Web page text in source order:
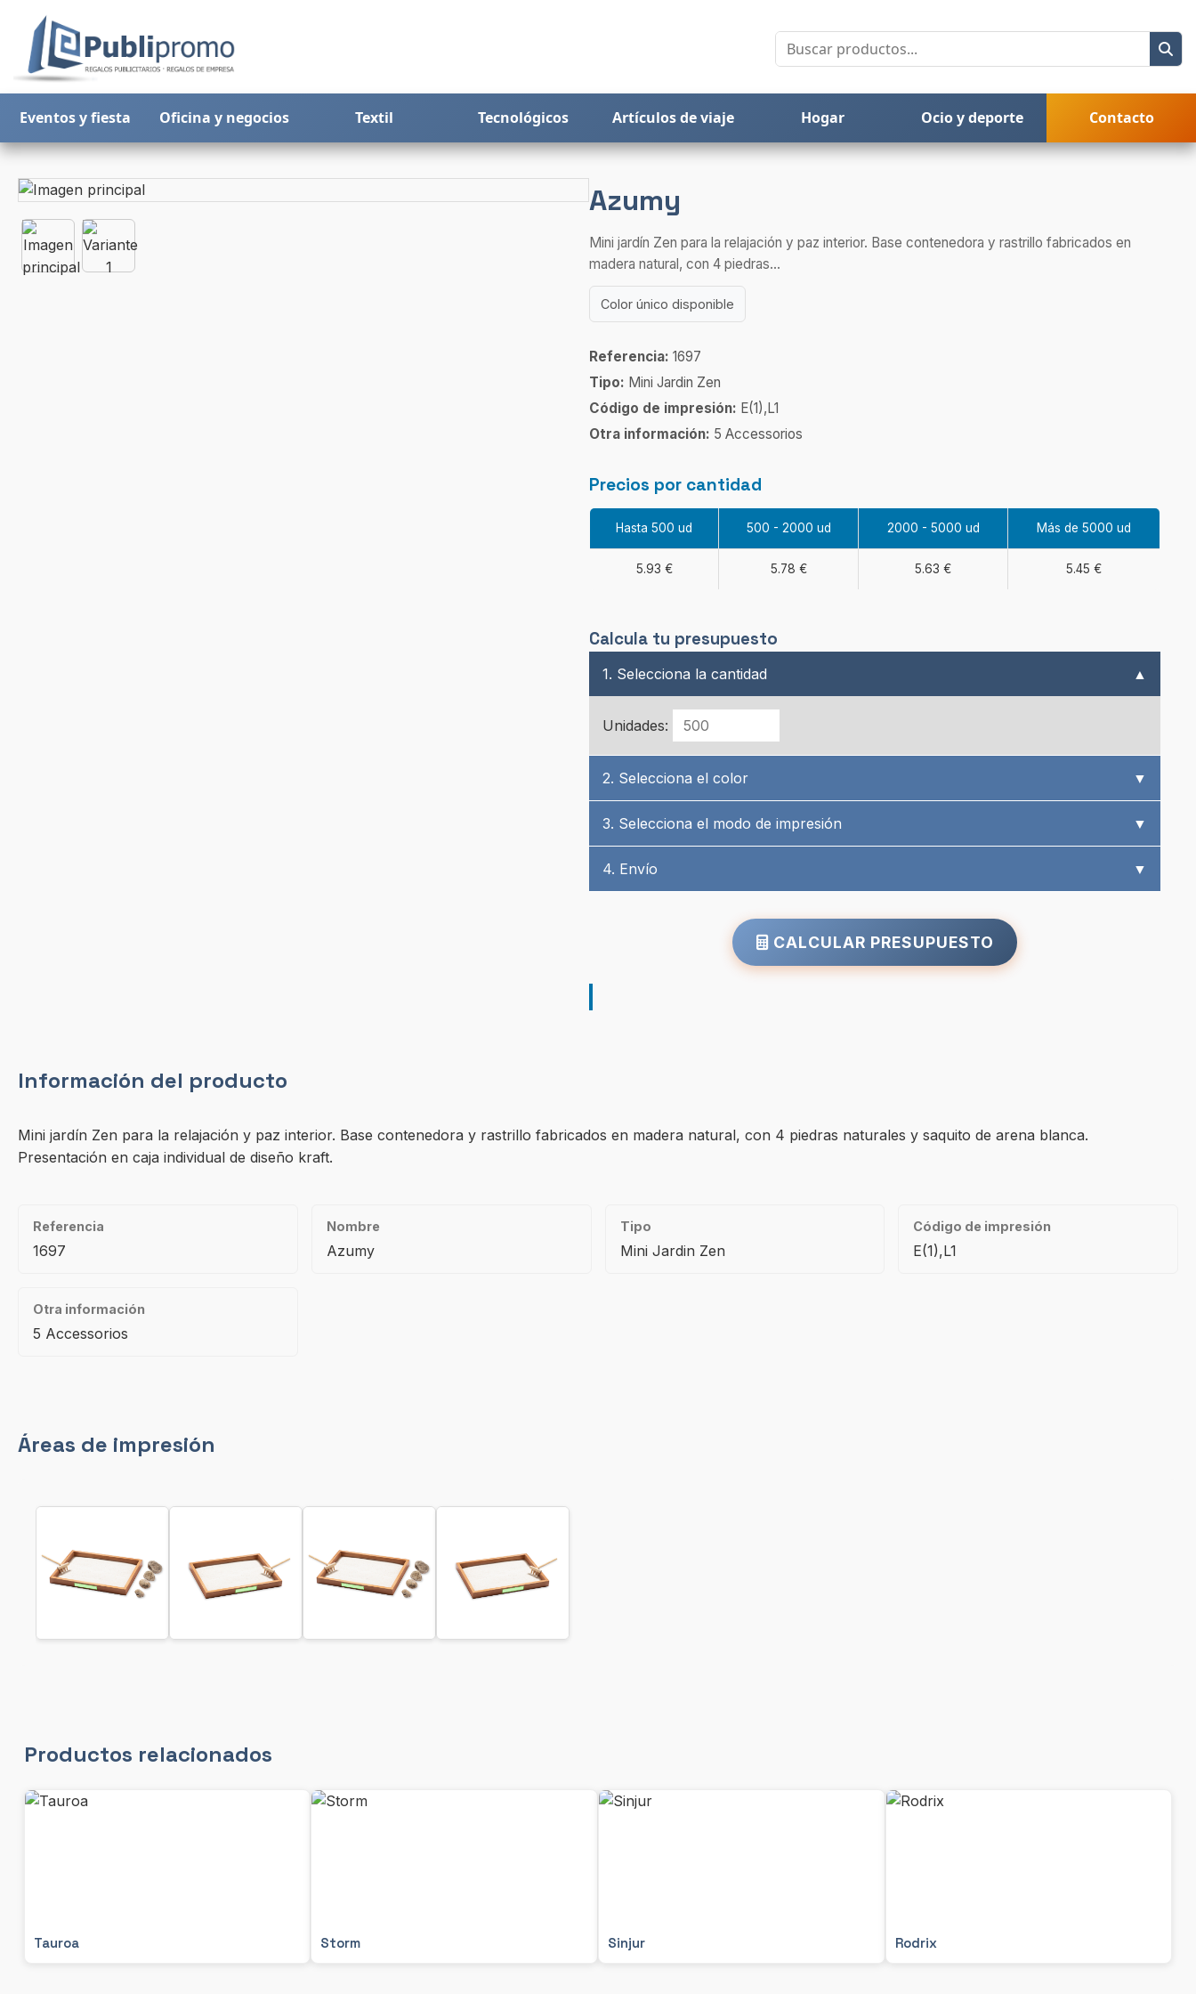
Eventos y fiesta Oficina y negocios Textil Tecnológicos Artículos de viaje Hogar Ocio y deporte Contacto
Azumy
Mini jardín Zen para la relajación y paz interior. Base contenedora y rastrillo fabricados en
madera natural, con 4 piedras...
Color único disponible
Referencia: 1697
Tipo: Mini Jardin Zen
Código de impresión: E(1),L1
Otra información: 5 Accessorios
Precios por cantidad
Hasta 500 ud 500 - 2000 ud 2000 - 5000 ud Más de 5000 ud
5.93 € 5.78 € 5.63 € 5.45 €
Calcula tu presupuesto
1. Selecciona la cantidad ▲
Unidades:
2. Selecciona el color ▼
3. Selecciona el modo de impresión ▼
4. Envío ▼
CALCULAR PRESUPUESTO
Información del producto
Mini jardín Zen para la relajación y paz interior. Base contenedora y rastrillo fabricados en madera natural, con 4 piedras naturales y saquito de arena blanca.
Presentación en caja individual de diseño kraft.
Referencia
1697
Nombre
Azumy
Tipo
Mini Jardin Zen
Código de impresión
E(1),L1
Otra información
5 Accessorios
Áreas de impresión
Productos relacionados
Tauroa Storm Sinjur Rodrix